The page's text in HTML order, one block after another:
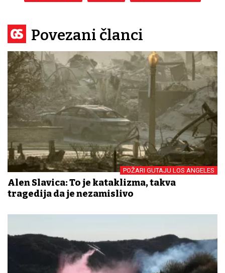
Povezani članci
POŽARI GUTAJU LOS ANGELES
Alen Slavica: To je kataklizma, takva
tragedija da je nezamislivo